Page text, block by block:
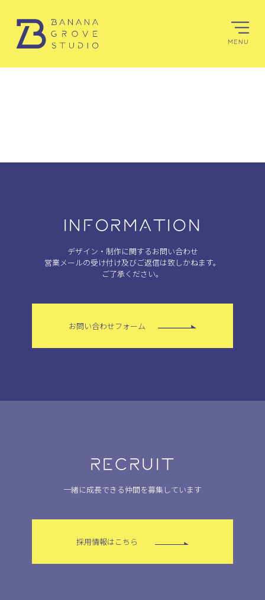
MENU
INFORMATION
デザイン・制作に関するお問い合わせ
営業メールの受け付け及びご返信は致しかねます。
ご了承ください。
お問い合わせフォーム
RECRUIT
一緒に成長できる仲間を募集しています
採用情報はこちら